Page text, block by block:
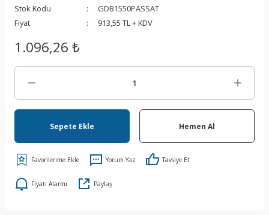
Stok Kodu
GDB1550PASSAT
Fiyat
913,55 TL + KDV
1.096,26 ₺
Sepete Ekle Hemen Al
Yorum Yaz Tavsiye Et
Fiyatı Alarmı Paylaş